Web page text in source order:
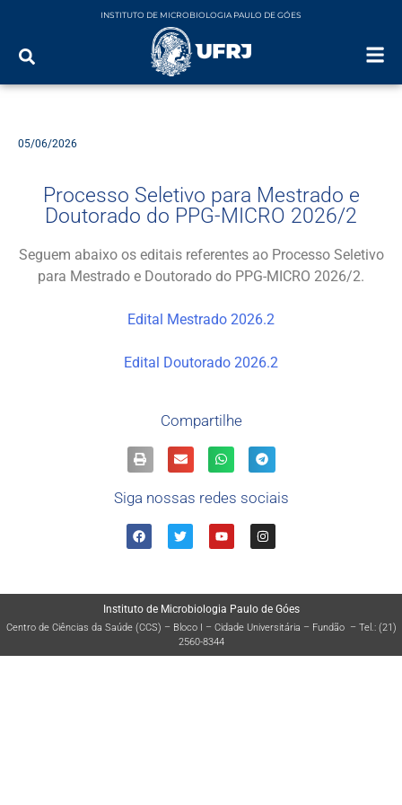
INSTITUTO DE MICROBIOLOGIA PAULO DE GÓES
05/06/2026
Processo Seletivo para Mestrado e
Doutorado do PPG-MICRO 2026/2
Seguem abaixo os editais referentes ao Processo Seletivo
para Mestrado e Doutorado do PPG-MICRO 2026/2.
Edital Mestrado 2026.2
Edital Doutorado 2026.2
Compartilhe
Siga nossas redes sociais
Instituto de Microbiologia Paulo de Góes
Centro de Ciências da Saúde (CCS) – Bloco I – Cidade Universitária – Fundão – Tel.: (21)
2560-8344